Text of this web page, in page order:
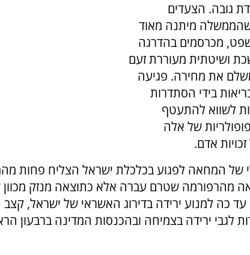
גובה. הצעדים
שהממשלה מיתנה מאוד
מכרסמים בהדרגה
ושיטתית מעוררת זעם
את מחירה. פגיעה
בידי הסתדרות
לשווא להתעטף
של אלה
אדם.
של המחאה לפגוע בכלכלת ישראל הצליח פחות
מהרפורמה שטרם עברה אלא כתוצאה מנזק מכוון
כה למנוע ירידה בדירוג האשראי של ישראל, קצב
לגבי ירידה בצמיחה ובהכנסות המדינה ברבעון